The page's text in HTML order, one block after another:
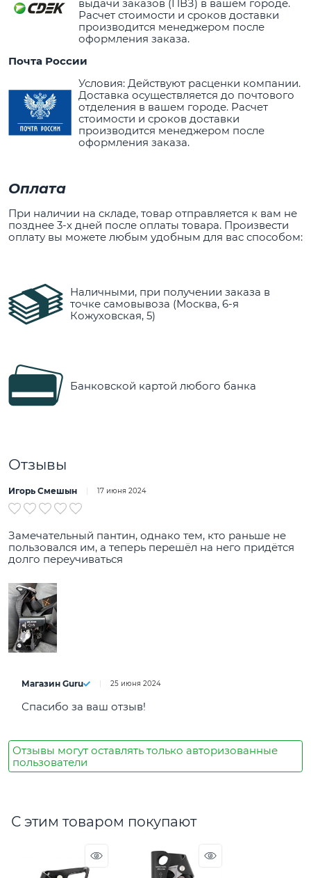
выдачи заказов (ПВЗ) в вашем городе.
Расчет стоимости и сроков доставки
производится менеджером после
оформления заказа.
Почта России
Условия: Действуют расценки компании.
Доставка осуществляется до почтового
отделения в вашем городе. Расчет
стоимости и сроков доставки
производится менеджером после
оформления заказа.
Оплата
При наличии на складе, товар отправляется к вам не
позднее 3-х дней после оплаты товара. Произвести
оплату вы можете любым удобным для вас способом:
Наличными, при получении заказа в
точке самовывоза (Москва, 6-я
Кожуховская, 5)
Банковской картой любого банка
Отзывы
Игорь Смешын 17 июня 2024
Замечательный пантин, однако тем, кто раньше не
пользовался им, а теперь перешёл на него придётся
долго переучиваться
Магазин Guru 25 июня 2024
Спасибо за ваш отзыв!
Отзывы могут оставлять только авторизованные
пользователи
С этим товаром покупают